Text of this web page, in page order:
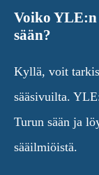
Voiko
sään?
Kyllä, voit
sääsivuilta.
Turun sään ja
sääilmiöistä.